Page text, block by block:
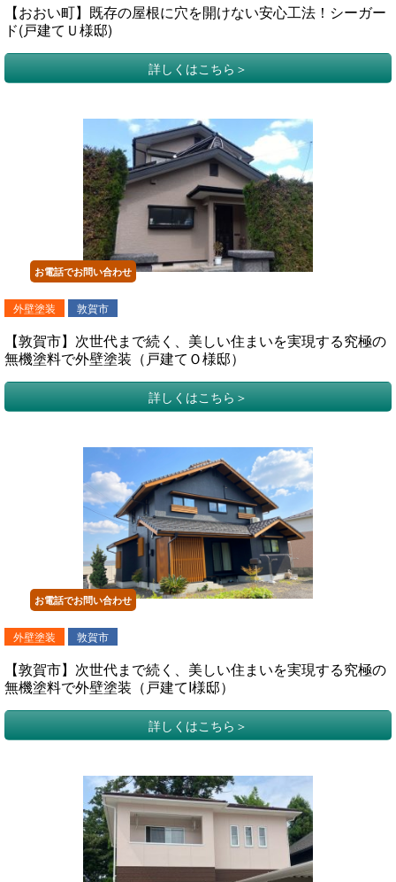
【おおい町】既存の屋根に穴を開けない安心工法！シーガー
ド(戸建てＵ様邸)
詳しくはこちら
お電話でお問い合わせ
外壁塗装 敦賀市
【敦賀市】次世代まで続く、美しい住まいを実現する究極の
無機塗料で外壁塗装（戸建てＯ様邸）
詳しくはこちら
お電話でお問い合わせ
外壁塗装 敦賀市
【敦賀市】次世代まで続く、美しい住まいを実現する究極の
無機塗料で外壁塗装（戸建てI様邸）
詳しくはこちら